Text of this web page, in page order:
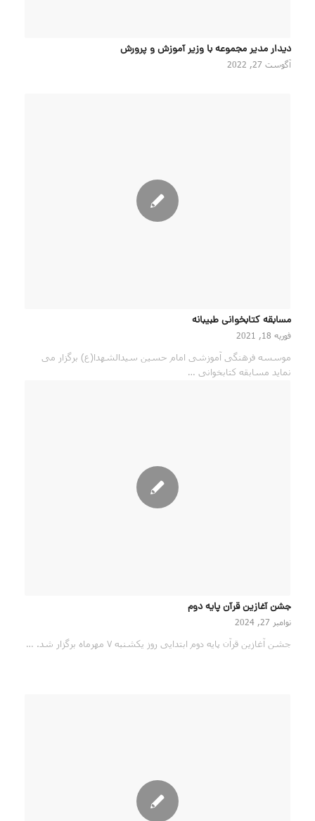
دیدار مدیر مجموعه با وزیر آموزش و پرورش
آگوست 27, 2022
مسابقه کتابخوانی طبیبانه
فوریه 18, 2021
موسسه فرهنگی آموزشی امام حسین سیدالشهدا(ع) برگزار می
نماید مسابقه کتابخوانی …
جشن آغازین قرآن پایه دوم
نوامبر 27, 2024
جشن آغازین قرآن پایه دوم ابتدایی روز یکشنبه ٧ مهرماه برگزار شد. …